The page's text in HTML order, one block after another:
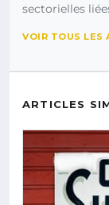
sectorielles
VOIR TOUS LES
ARTICLES